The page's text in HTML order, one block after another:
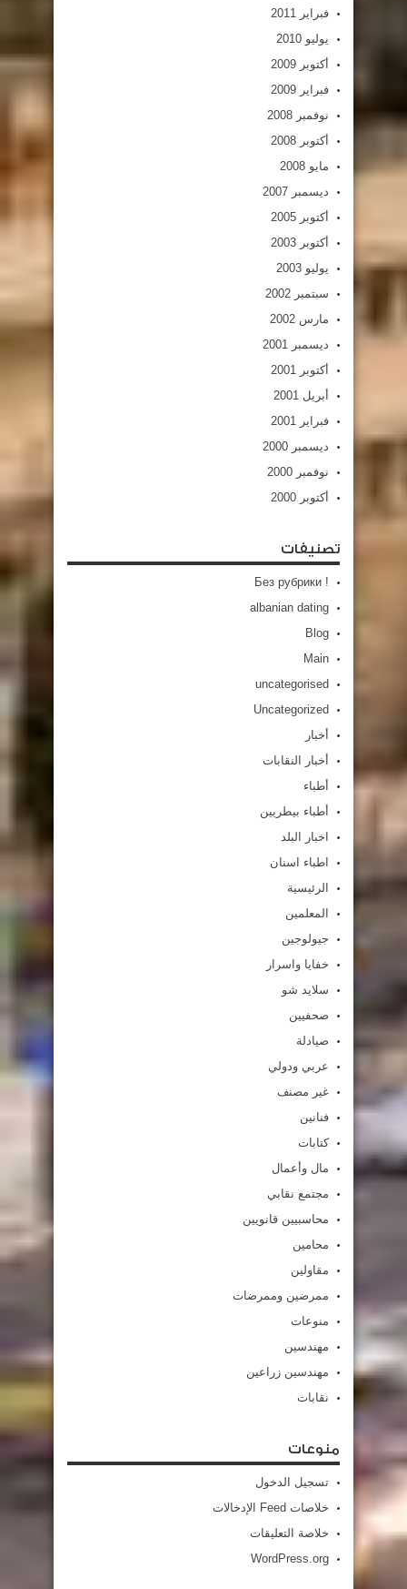
فبراير 2011
يوليو 2010
أكتوبر 2009
فبراير 2009
نوفمبر 2008
أكتوبر 2008
مايو 2008
ديسمبر 2007
أكتوبر 2005
أكتوبر 2003
يوليو 2003
سبتمبر 2002
مارس 2002
ديسمبر 2001
أكتوبر 2001
أبريل 2001
فبراير 2001
ديسمبر 2000
نوفمبر 2000
أكتوبر 2000
تصنيفات
! Без рубрики
albanian dating
Blog
Main
uncategorised
Uncategorized
أخبار
أخبار النقابات
أطباء
أطباء بيطريين
اخبار البلد
اطباء اسنان
الرئيسية
المعلمين
جيولوجين
خفايا واسرار
سلايد شو
صحفيين
صيادلة
عربي ودولي
غير مصنف
فنانين
كتابات
مال وأعمال
مجتمع نقابي
محاسبيين قانويين
محامين
مقاولين
ممرضين وممرضات
منوعات
مهندسين
مهندسين زراعين
نقابات
منوعات
تسجيل الدخول
خلاصات Feed الإدخالات
خلاصة التعليقات
WordPress.org